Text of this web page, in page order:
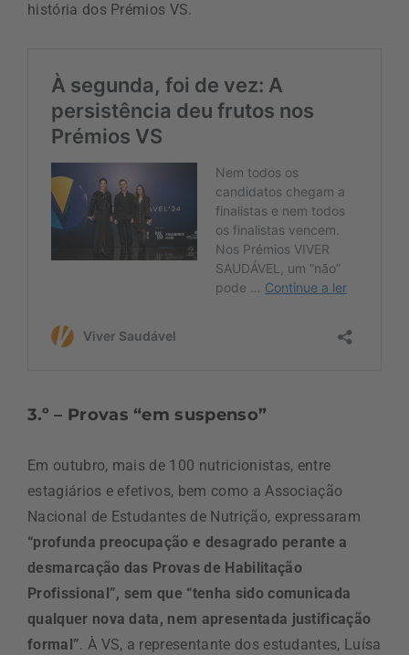
história dos Prémios VS.
3.º – Provas “em suspenso”
Em outubro, mais de 100 nutricionistas, entre
estagiários e efetivos, bem como a Associação
Nacional de Estudantes de Nutrição, expressaram
“profunda preocupação e desagrado perante a
desmarcação das Provas de Habilitação
Profissional”, sem que “tenha sido comunicada
qualquer nova data, nem apresentada justificação
formal”. À VS, a representante dos estudantes, Luísa